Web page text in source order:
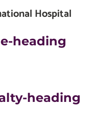
Hospital
heading
heading